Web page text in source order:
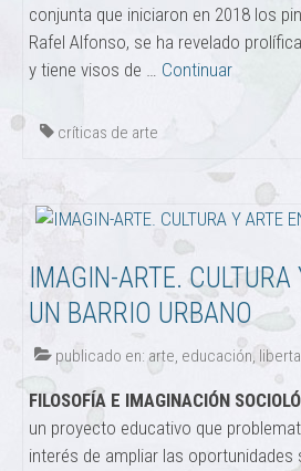
conjunta que iniciaron en 2018 los
Rafel Alfonso, se ha revelado
y tiene visos de … Continuar
críticas de arte
IMAGIN-ARTE. CULTURA
UN BARRIO URBANO
publicado en: arte, educación,
FILOSOFÍA E IMAGINACIÓN
un proyecto educativo que
interés de ampliar las